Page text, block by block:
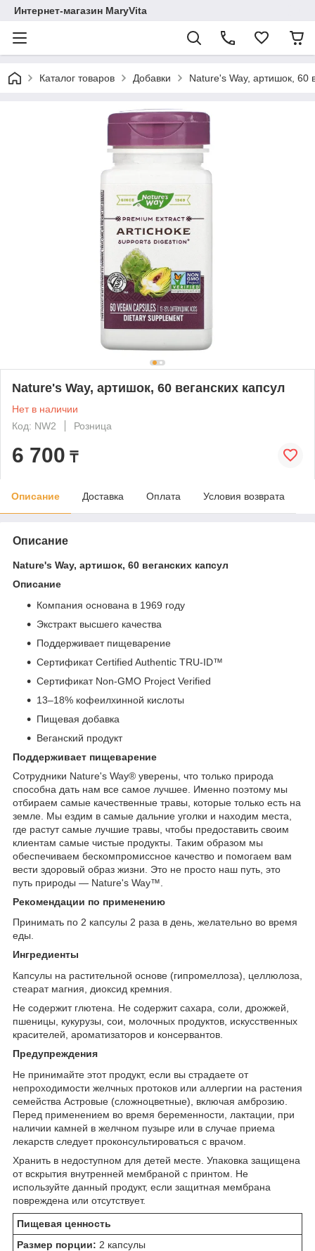
Интернет-магазин MaryVita
Каталог товаров Добавки Nature's Way, артишок, 60
Nature's Way, артишок, 60 веганских капсул
Нет в наличии
Код: NW2
Розница
6 700 ₸
Описание Доставка Оплата Условия возврата
Описание
Nature's Way, артишок, 60 веганских капсул
Описание
Компания основана в 1969 году
Экстракт высшего качества
Поддерживает пищеварение
Сертификат Certified Authentic TRU-ID™
Сертификат Non-GMO Project Verified
13–18% кофеилхинной кислоты
Пищевая добавка
Веганский продукт
Поддерживает пищеварение
Сотрудники Nature's Way® уверены, что только природа
способна дать нам все самое лучшее. Именно поэтому мы
отбираем самые качественные травы, которые только есть на
земле. Мы ездим в самые дальние уголки и находим места,
где растут самые лучшие травы, чтобы предоставить своим
клиентам самые чистые продукты. Таким образом мы
обеспечиваем бескомпромиссное качество и помогаем вам
вести здоровый образ жизни. Это не просто наш путь, это
путь природы — Nature's Way™.
Рекомендации по применению
Принимать по 2 капсулы 2 раза в день, желательно во время
еды.
Ингредиенты
Капсулы на растительной основе (гипромеллоза), целлюлоза,
стеарат магния, диоксид кремния.
Не содержит глютена. Не содержит сахара, соли, дрожжей,
пшеницы, кукурузы, сои, молочных продуктов, искусственных
красителей, ароматизаторов и консервантов.
Предупреждения
Не принимайте этот продукт, если вы страдаете от
непроходимости желчных протоков или аллергии на растения
семейства Астровые (сложноцветные), включая амброзию.
Перед применением во время беременности, лактации, при
наличии камней в желчном пузыре или в случае приема
лекарств следует проконсультироваться с врачом.
Хранить в недоступном для детей месте. Упаковка защищена
от вскрытия внутренней мембраной с принтом. Не
используйте данный продукт, если защитная мембрана
повреждена или отсутствует.
Пищевая ценность
Размер порции: 2 капсулы